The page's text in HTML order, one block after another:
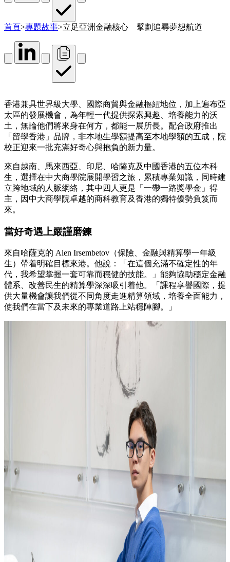
首頁>專題故事>立足亞洲金融核心 擘劃追尋夢想航道
香港兼具世界級大學、國際商貿與金融樞紐地位，加上遍布亞
太區的發展機會，為年輕一代提供探索興趣、培養能力的沃
土，無論他們將來身在何方，都能一展所長。配合政府推出
「留學香港」品牌，非本地生學額提高至本地學額的五成，院
校正迎來一批充滿好奇心與抱負的新力量。
來自越南、馬來西亞、印尼、哈薩克及中國香港的五位本科
生，選擇在中大商學院展開學習之旅，累積專業知識，同時建
立跨地域的人脈網絡，其中四人更是「一帶一路獎學金」得
主，因中大商學院卓越的商科教育及香港的獨特優勢負笈而
來。
當好奇遇上嚴謹磨鍊
來自哈薩克的 Alen Irsembetov（保險、金融與精算學一年級
生）帶着明確目標來港。他說：「在這個充滿不確定性的年
代，我希望掌握一套可靠而穩健的技能。」能夠協助穩定金融
體系、改善民生的精算學深深吸引着他。「課程享譽國際，提
供大量機會讓我們從不同角度走進精算領域，培養全面能力，
使我們在當下及未來的專業道路上站穩陣腳。」